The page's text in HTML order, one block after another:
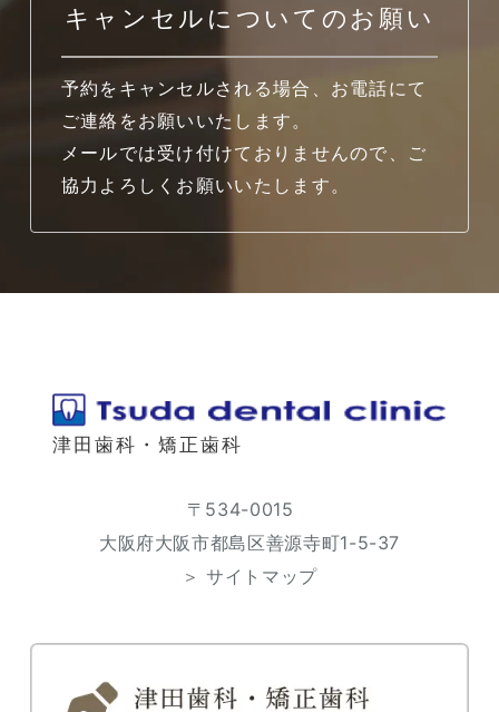
キャンセルについてのお願い
予約をキャンセルされる場合、お電話にて
ご連絡をお願いいたします。
メールでは受け付けておりませんので、ご
協力よろしくお願いいたします。
津田歯科・矯正歯科
〒534-0015
大阪府大阪市都島区善源寺町1-5-37
＞ サイトマップ